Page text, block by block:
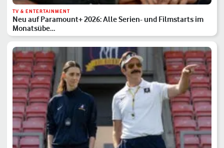
TV & ENTERTAINMENT
Neu auf Paramount+ 2026: Alle Serien- und Filmstarts im
Monatsübe…